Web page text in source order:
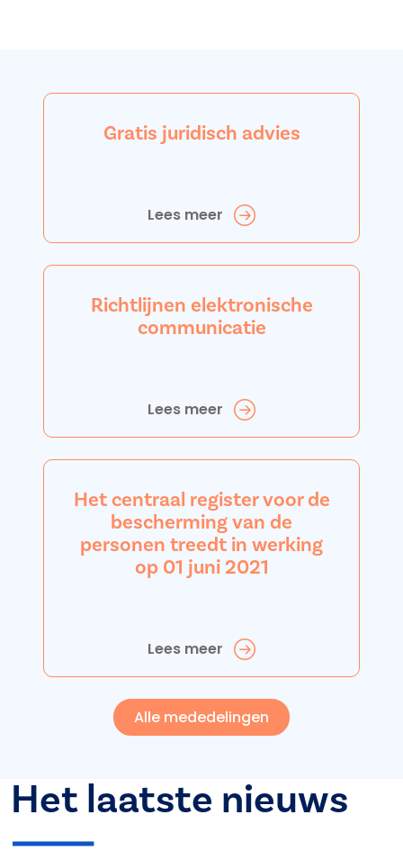
Gratis juridisch advies
Lees meer
Richtlijnen elektronische
communicatie
Lees meer
Het centraal register voor de
bescherming van de
personen treedt in werking
op 01 juni 2021
Lees meer
Alle mededelingen
Het laatste nieuws